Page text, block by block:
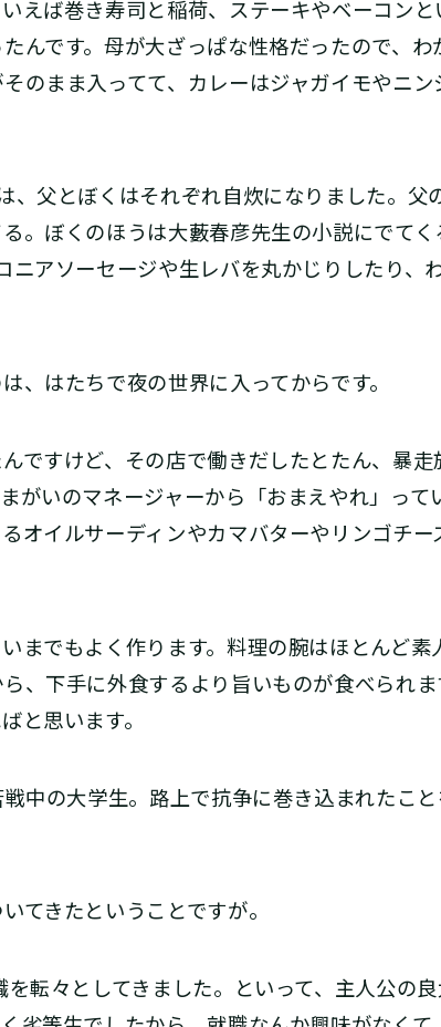
えば巻き寿司と稲荷、ステーキやベーコンと
んです。母が大ざっぱな性格だったので、
のまま入ってて、カレーはジャガイモやニ
父とぼくはそれぞれ自炊になりました。父
。ぼくのほうは大藪春彦先生の小説にでて
ニアソーセージや生レバを丸かじりしたり、
はたちで夜の世界に入ってからです。
ですけど、その店で働きだしたとたん、暴走
がいのマネージャーから「おまえやれ」って
オイルサーディンやカマバターやリンゴチ
までもよく作ります。料理の腕はほとんど素
、下手に外食するより旨いものが食べられ
と思います。
戦中の大学生。路上で抗争に巻き込まれたこ
てきたということですが。
転々としてきました。といって、主人公の